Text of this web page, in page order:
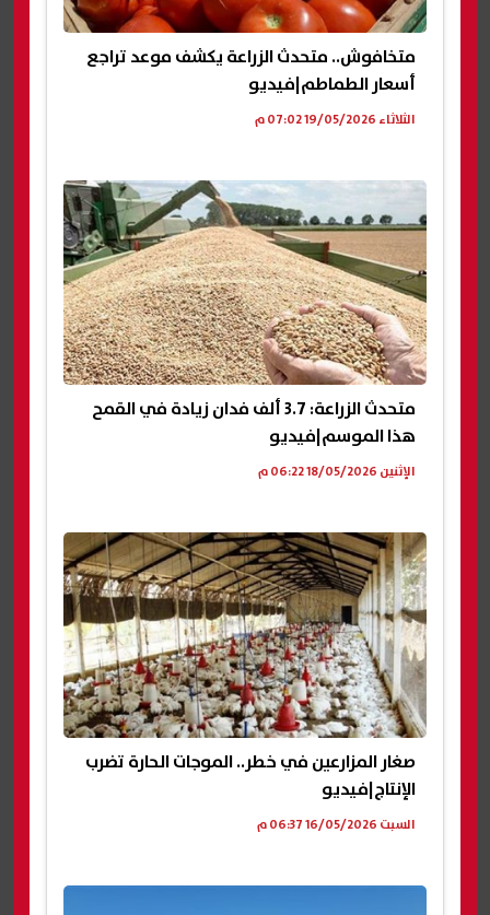
متخافوش.. متحدث الزراعة يكشف موعد تراجع
أسعار الطماطم|فيديو
الثلاثاء 19/05/2026 07:02 م
متحدث الزراعة: 3.7 ألف فدان زيادة في القمح
هذا الموسم|فيديو
الإثنين 18/05/2026 06:22 م
صغار المزارعين في خطر.. الموجات الحارة تضرب
الإنتاج|فيديو
السبت 16/05/2026 06:37 م